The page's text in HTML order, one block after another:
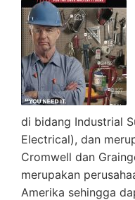
di bidang Industrial
Electrical), dan
Cromwell dan
merupakan
Amerika sehingga